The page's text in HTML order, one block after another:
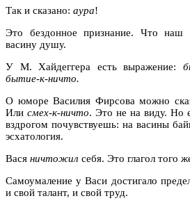
Так и сказано: аура!
Это бездонное признание. Что наш
васину душу.
У М. Хайдеггера есть выражение:
бытие-к-ничто.
О юморе Василия Фирсова можно
Или смех-к-ничто. Это не на виду. Но
вздрогом почувствуешь: на васины
эсхатология.
Вася ничтожил себя. Это глагол того
Самоумаление у Васи достигало
и свой талант, и свой труд.